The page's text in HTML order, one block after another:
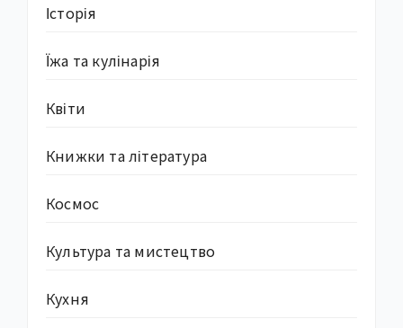
Історія
Їжа та кулінарія
Квіти
Книжки та література
Космос
Культура та мистецтво
Кухня